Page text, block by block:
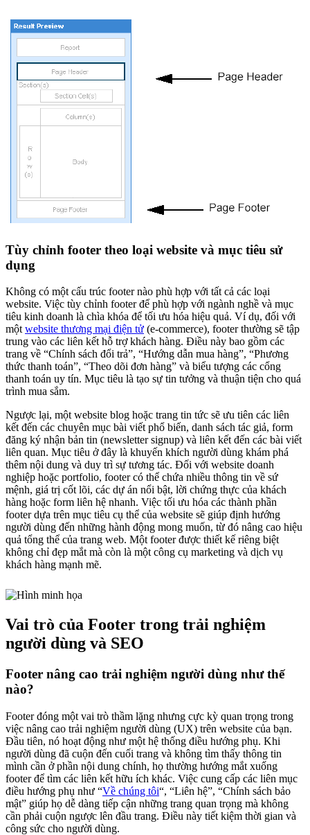
Tùy chỉnh footer theo loại website và mục tiêu sử
dụng
Không có một cấu trúc footer nào phù hợp với tất cả các loại
website. Việc tùy chỉnh footer để phù hợp với ngành nghề và mục
tiêu kinh doanh là chìa khóa để tối ưu hóa hiệu quả. Ví dụ, đối với
một website thương mại điện tử (e-commerce), footer thường sẽ tập
trung vào các liên kết hỗ trợ khách hàng. Điều này bao gồm các
trang về “Chính sách đổi trả”, “Hướng dẫn mua hàng”, “Phương
thức thanh toán”, “Theo dõi đơn hàng” và biểu tượng các cổng
thanh toán uy tín. Mục tiêu là tạo sự tin tưởng và thuận tiện cho quá
trình mua sắm.
Ngược lại, một website blog hoặc trang tin tức sẽ ưu tiên các liên
kết đến các chuyên mục bài viết phổ biến, danh sách tác giả, form
đăng ký nhận bản tin (newsletter signup) và liên kết đến các bài viết
liên quan. Mục tiêu ở đây là khuyến khích người dùng khám phá
thêm nội dung và duy trì sự tương tác. Đối với website doanh
nghiệp hoặc portfolio, footer có thể chứa nhiều thông tin về sứ
mệnh, giá trị cốt lõi, các dự án nổi bật, lời chứng thực của khách
hàng hoặc form liên hệ nhanh. Việc tối ưu hóa các thành phần
footer dựa trên mục tiêu cụ thể của website sẽ giúp định hướng
người dùng đến những hành động mong muốn, từ đó nâng cao hiệu
quả tổng thể của trang web. Một footer được thiết kế riêng biệt
không chỉ đẹp mắt mà còn là một công cụ marketing và dịch vụ
khách hàng mạnh mẽ.
Vai trò của Footer trong trải nghiệm
người dùng và SEO
Footer nâng cao trải nghiệm người dùng như thế
nào?
Footer đóng một vai trò thầm lặng nhưng cực kỳ quan trọng trong
việc nâng cao trải nghiệm người dùng (UX) trên website của bạn.
Đầu tiên, nó hoạt động như một hệ thống điều hướng phụ. Khi
người dùng đã cuộn đến cuối trang và không tìm thấy thông tin
mình cần ở phần nội dung chính, họ thường hướng mắt xuống
footer để tìm các liên kết hữu ích khác. Việc cung cấp các liên mục
điều hướng phụ như “Về chúng tôi“, “Liên hệ”, “Chính sách bảo
mật” giúp họ dễ dàng tiếp cận những trang quan trọng mà không
cần phải cuộn ngược lên đầu trang. Điều này tiết kiệm thời gian và
công sức cho người dùng.